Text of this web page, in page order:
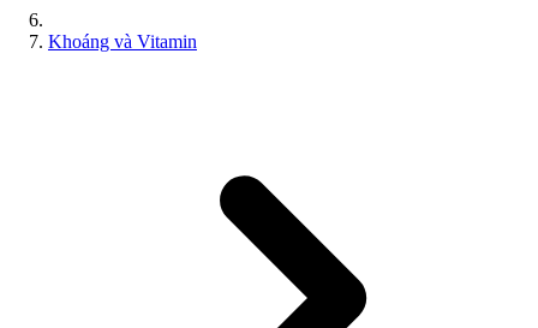
Khoáng và Vitamin